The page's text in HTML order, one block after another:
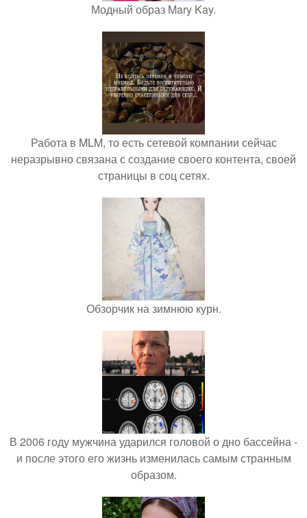
Модный образ Mary Kay.
Работа в MLM, то есть сетевой компании сейчас
неразрывно связана с создание своего контента, своей
страницы в соц сетях.
Обзорчик на зимнюю курн.
В 2006 году мужчина ударился головой о дно бассейна -
и после этого его жизнь изменилась самым странным
образом.